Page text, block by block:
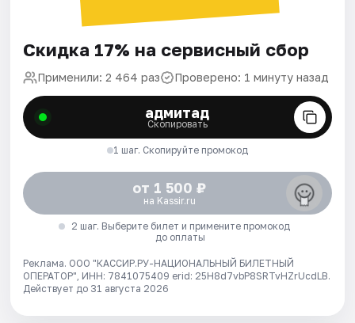
Скидка 17% на сервисный сбор
Применили: 2 464 раз Проверено: 1 минуту назад
адмитад
Скопировать
1 шаг. Скопируйте промокод
от 1 500 ₽
на Kassir.ru
2 шаг. Выберите билет и примените промокод
до оплаты
Реклама. ООО "КАССИР.РУ-НАЦИОНАЛЬНЫЙ БИЛЕТНЫЙ
ОПЕРАТОР", ИНН: 7841075409 erid: 25H8d7vbP8SRTvHZrUcdLB.
Действует до 31 августа 2026